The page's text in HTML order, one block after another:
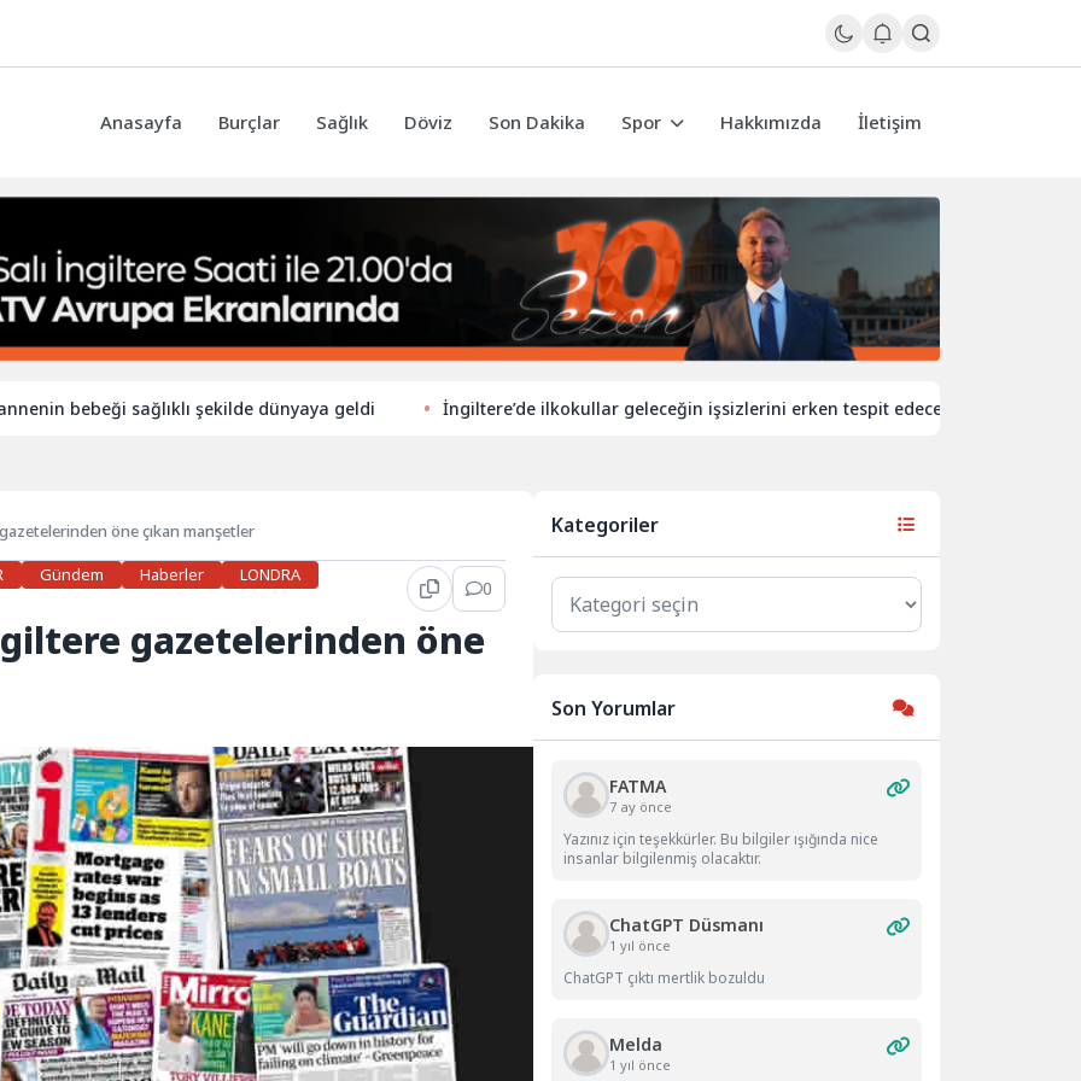
Anasayfa Burçlar Sağlık Döviz Son Dakika Spor Hakkımızda İletişim
sağlıklı şekilde dünyaya geldi İngiltere’de ilkokullar geleceğin işsizlerini erken tespit edecek
öne çıkan manşetler
Gündem Haberler
LONDRA
0
gazetelerinden öne
Kategoriler
Kategoriler
Son Yorumlar
FATMA
7 ay önce
Yazınız için teşekkürler. Bu bilgiler ışığında nice
insanlar bilgilenmiş olacaktır.
ChatGPT Düsmanı
1 yıl önce
ChatGPT çıktı mertlik bozuldu
Melda
1 yıl önce